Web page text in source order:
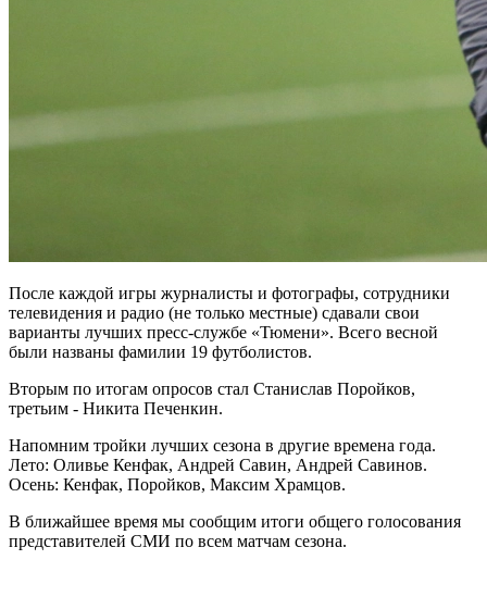
После каждой игры журналисты и фотографы, сотрудники
телевидения и радио (не только местные) сдавали свои
варианты лучших пресс-службе «Тюмени». Всего весной
были названы фамилии 19 футболистов.
Вторым по итогам опросов стал Станислав Поройков,
третьим - Никита Печенкин.
Напомним тройки лучших сезона в другие времена года.
Лето: Оливье Кенфак, Андрей Савин, Андрей Савинов.
Осень: Кенфак, Поройков, Максим Храмцов.
В ближайшее время мы сообщим итоги общего голосования
представителей СМИ по всем матчам сезона.